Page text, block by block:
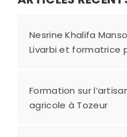
Nesrine Khalifa
Livarbi et formatrice
Formation sur
agricole à Tozeur